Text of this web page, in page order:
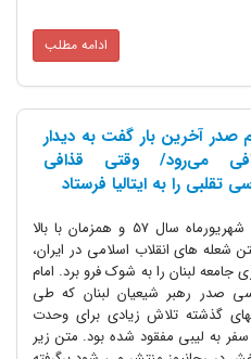
ادامه مطلب
صدر آخرین بار گفت به دیدار
می‌رود/ وقتی قذافی
تقلبی را به ایتالیا فرستاد
نهم شهریورماه سال 57 و همزمان با بالا
شعله های انقلاب اسلامی در ایران،
جامعه لبنان را به شوک فرو برد. امام
صدر رهبر شیعیان لبنان که طی
گذشته تلاش زیادی برای وحدت
به لیبی مفقود شده بود. متن زیر